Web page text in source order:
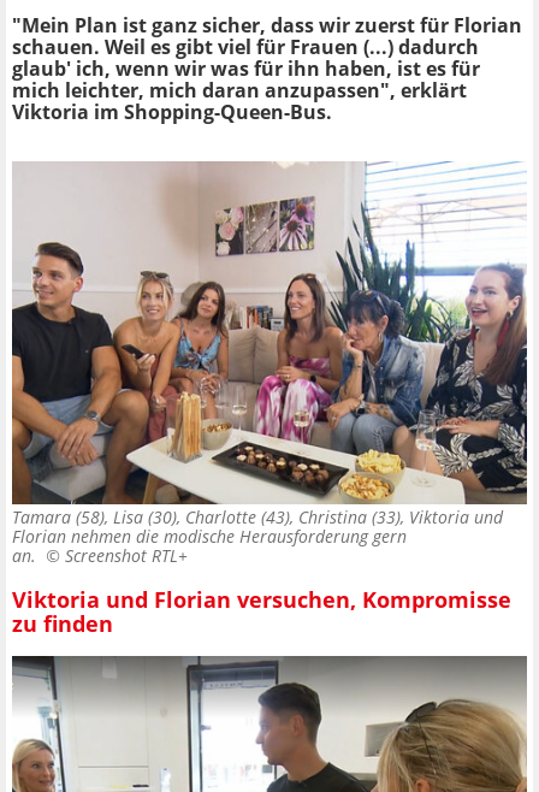
"Mein Plan ist ganz sicher, dass wir zuerst für Florian
schauen. Weil es gibt viel für Frauen (...) dadurch
glaub' ich, wenn wir was für ihn haben, ist es für
mich leichter, mich daran anzupassen", erklärt
Viktoria im Shopping-Queen-Bus.
Tamara (58), Lisa (30), Charlotte (43), Christina (33), Viktoria und
Florian nehmen die modische Herausforderung gern
an. © Screenshot RTL+
Viktoria und Florian versuchen, Kompromisse
zu finden